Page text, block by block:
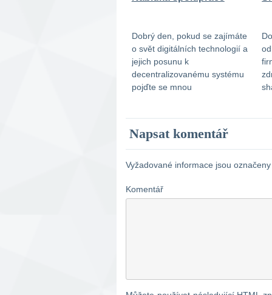
Dobrý den, pokud se zajímáte
o svět digitálních technologií a
jejich posunu k
decentralizovanému systému
pojďte se mnou
celoevropsky. Hledám
obchodního partnera, který by
vše podpořil finančně. Veškeré
centrály, zde jde o zázemí,
propagaci a budouvání
Napsat komentář
Vyžadované informace jsou
Komentář